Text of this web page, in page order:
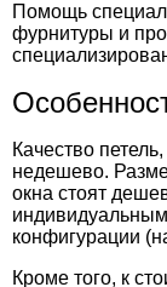
Помощь
фурнитуры и
Качество
недешево.
окна стоят
конфигурации
Кроме того, к